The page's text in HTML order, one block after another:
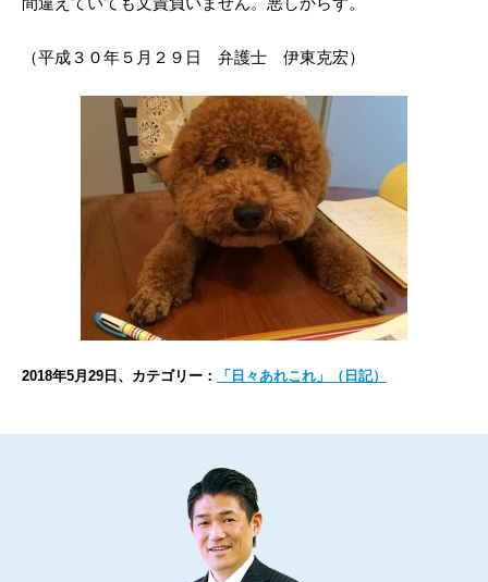
（平成３０年５月２９日 弁護士 伊東克宏）
2018年5月29日、カテゴリー： 「日々あれこれ」（日記）